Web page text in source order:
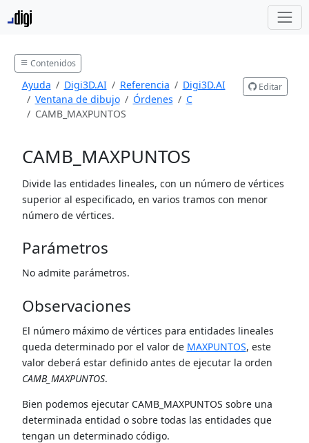
Contenidos
Ayuda Digi3D.AI Referencia
Digi3D.AI
Ventana de dibujo
Órdenes
C
CAMB_MAXPUNTOS
Editar
CAMB_MAXPUNTOS
Divide las entidades lineales, con un número de vértices
superior al especificado, en varios tramos con menor
número de vértices.
Parámetros
No admite parámetros.
Observaciones
El número máximo de vértices para entidades lineales
queda determinado por el valor de MAXPUNTOS, este
valor deberá estar definido antes de ejecutar la orden
CAMB_MAXPUNTOS.
Bien podemos ejecutar CAMB_MAXPUNTOS sobre una
determinada entidad o sobre todas las entidades que
tengan un determinado código.